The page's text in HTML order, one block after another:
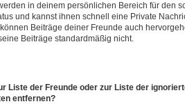
in deinem persönlichen Bereich für den
und kannst ihnen schnell eine Private
Beiträge deiner Freunde auch
Beiträge standardmäßig nicht.
Liste der Freunde oder zur Liste der
entfernen?